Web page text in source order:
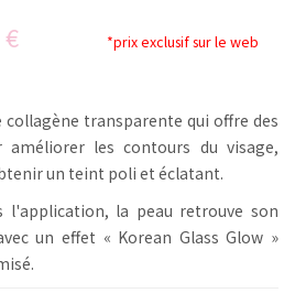
*prix exclusif sur le web
collagène transparente qui offre des
les contours du visage,
un teint poli et éclatant.
l'application, la peau retrouve son
un effet « Korean Glass Glow »